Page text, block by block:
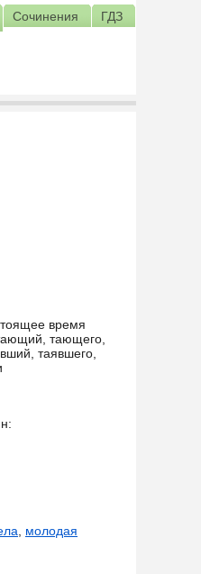
Сочинения ГДЗ
время
тающего,
таявшего,
молодая